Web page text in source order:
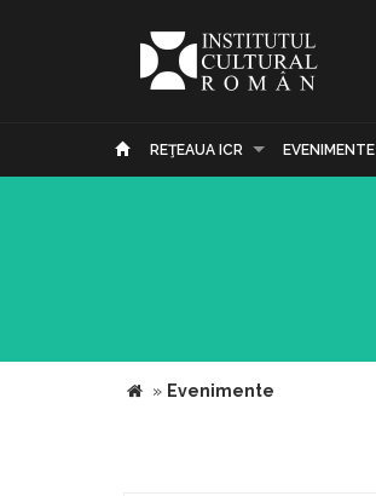
REŢEAUA ICR EVENIMENTE
» Evenimente